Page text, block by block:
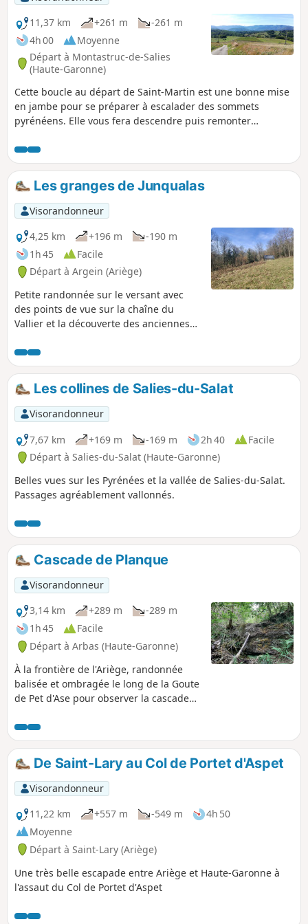
11,37 km
+261 m
-261 m
4h 00
Moyenne
Départ à Montastruc-de-Salies
(Haute-Garonne)
Cette boucle au départ de Saint-Martin est une bonne mise
en jambe pour se préparer à escalader des sommets
pyrénéens. Elle vous fera descendre puis remonter
Figarol, pour atteindre le lit de la Garonne avant de
remonter au point de départ, avec le Cagire comme point
de mire.Les granges de Junqualas
Visorandonneur
4,25 km
+196 m
-190 m
1h 45
Facile
Départ à Argein (Ariège)
Petite randonnée sur le versant avec
des points de vue sur la chaîne du
Vallier et la découverte des anciennes
Les collines de Salies-du-Salat
Visorandonneur
7,67 km
+169 m -169 m 2h 40
Facile
Départ à Salies-du-Salat (Haute-Garonne)
Belles vues sur les Pyrénées et la vallée de Salies-du-Salat.
Passages agréablement vallonnés.
Cascade de Planque
Visorandonneur
3,14 km
+289 m
-289 m
1h 45
Facile
Départ à Arbas (Haute-Garonne)
À la frontière de l'Ariège, randonnée
balisée et ombragée le long de la Goute
de Pet d'Ase pour observer la cascade
chaleur.
De Saint-Lary au Col de Portet d'Aspet
Visorandonneur
11,22 km
+557 m -549 m
4h 50
Moyenne
Départ à Saint-Lary (Ariège)
Une très belle escapade entre Ariège et Haute-Garonne à
l'assaut du Col de Portet d'Aspet